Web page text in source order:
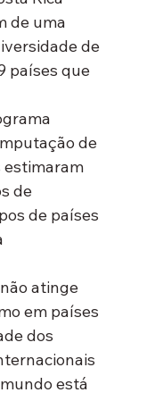
de uma
de
países que
de
estimaram
de
de países
atinge
em países
dos
está